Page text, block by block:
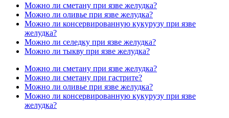
Можно ли сметану при язве желудка?
Можно ли оливье при язве желудка?
Можно ли консервированную кукурузу при язве
желудка?
Можно ли селедку при язве желудка?
Можно ли тыкву при язве желудка?
Можно ли сметану при язве желудка?
Можно ли сметану при гастрите?
Можно ли оливье при язве желудка?
Можно ли консервированную кукурузу при язве
желудка?